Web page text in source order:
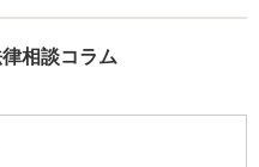
相談コラム